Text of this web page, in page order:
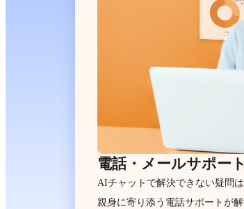
電話・メールサポート
AIチャットで解決できない疑問
親身に寄り添う電話サポートが解